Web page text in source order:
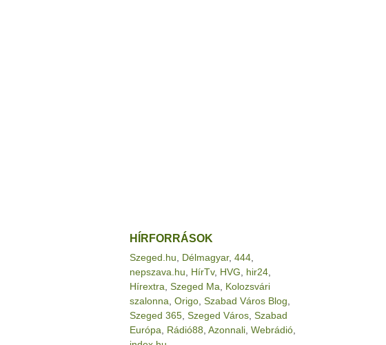
HÍRFORRÁSOK
Szeged.hu Délmagyar, 444
nepszava.hu
HírTv, HVG hir24
Hírextra Szeged Ma
Kolozsvári
szalonna Origo Szabad Város Blog
Szeged 365 Szeged Város Szabad
Európa
Rádió88 Azonnali Webrádió